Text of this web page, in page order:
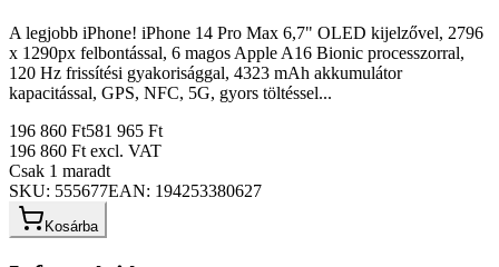
A legjobb iPhone! iPhone 14 Pro Max 6,7" OLED kijelzővel, 2796
x 1290px felbontással, 6 magos Apple A16 Bionic processzorral,
120 Hz frissítési gyakorisággal, 4323 mAh akkumulátor
kapacitással, GPS, NFC, 5G, gyors töltéssel...
196 860 Ft581 965 Ft
196 860 Ft excl. VAT
Csak 1 maradt
SKU: 555677EAN: 194253380627
Kosárba